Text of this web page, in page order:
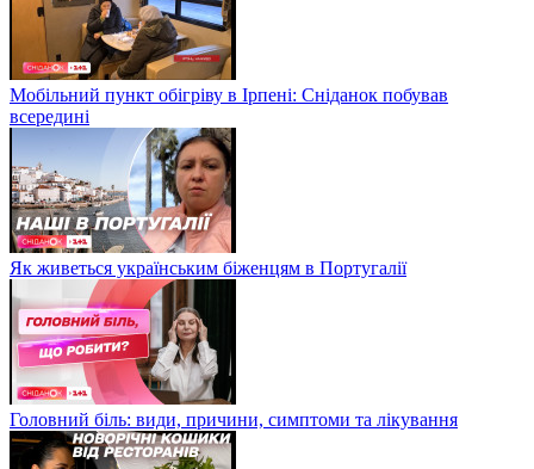
Мобільний пункт обігріву в Ірпені: Сніданок побував
всередині
Як живеться українським біженцям в Португалії
Головний біль: види, причини, симптоми та лікування